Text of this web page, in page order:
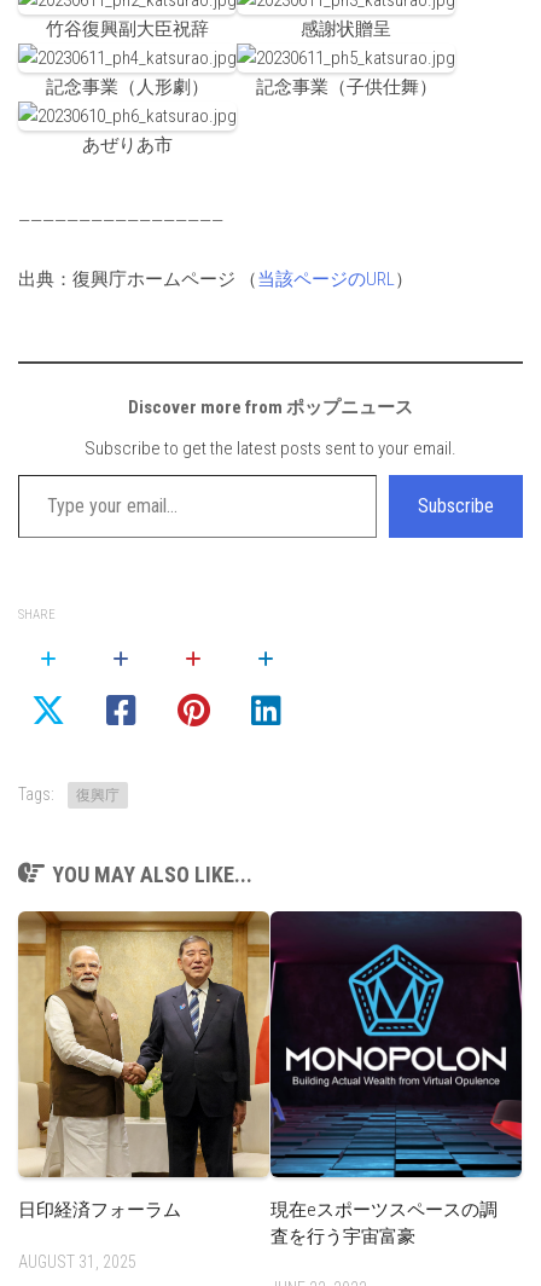
竹谷復興副大臣祝辞 感謝状贈呈
記念事業（人形劇） 記念事業（子供仕舞）
あぜりあ市
—————————————————
出典：復興庁ホームページ （当該ページのURL）
Discover more from ポップニュース
Subscribe to get the latest posts sent to your email.
Type your email…
Subscribe
SHARE
Tags: 復興庁
YOU MAY ALSO LIKE...
日印経済フォーラム
AUGUST 31, 2025
現在eスポーツスペースの調
査を行う宇宙富豪